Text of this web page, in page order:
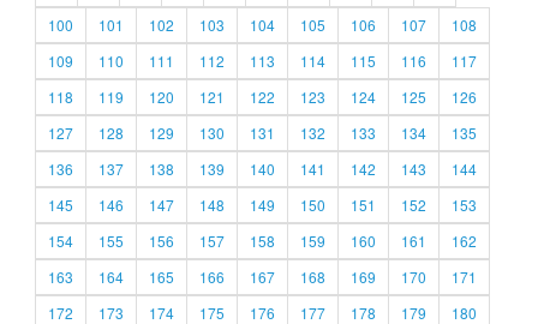
100
101 102 103 104 105 106 107
108
109
110 111 112 113 114 115 116
117
118
119 120 121 122 123 124 125
126
127
128 129 130 131 132 133 134
135
136
137 138 139 140 141 142 143
144
145
146 147 148 149 150 151 152
153
154
155 156 157 158 159 160 161
162
163
164 165 166 167 168 169 170
171
172
173 174 175 176 177 178 179
180